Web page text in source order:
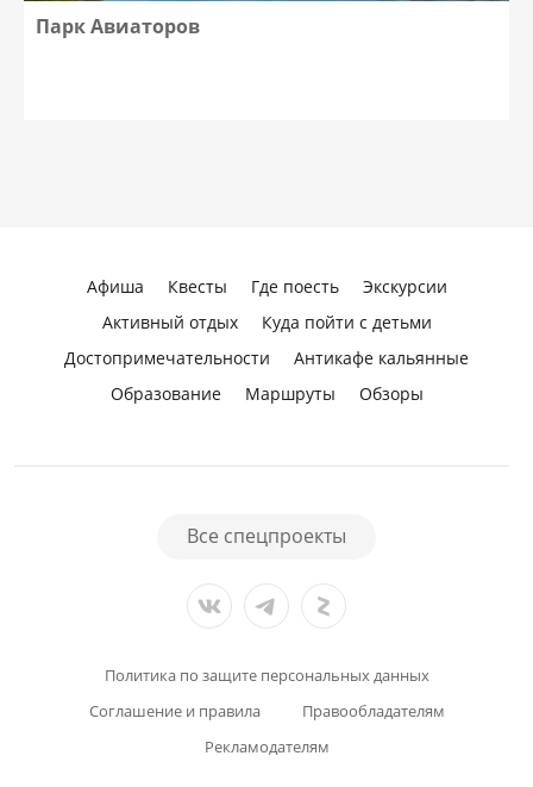
Парк Авиаторов
Афиша Квесты Где поесть
Экскурсии
Активный отдых
Куда пойти с детьми
Достопримечательности
Антикафе кальянные
Образование
Маршруты Обзоры
Все спецпроекты
Политика по защите персональных данных
Соглашение и правила
Правообладателям
Рекламодателям